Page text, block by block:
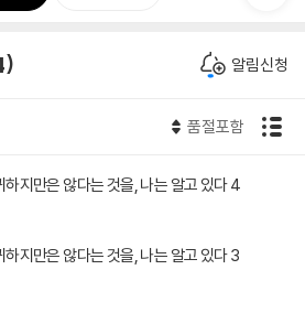
알림신청
품절포함
하지만은 않다는 것을, 나는 알고 있다 4
지만은 않다는 것을, 나는 알고 있다 3